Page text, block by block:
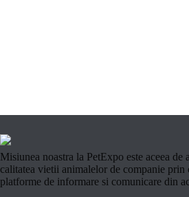
Misiunea noastra la PetExpo este aceea de
calitatea vietii animalelor de companie prin
platforme de informare si comunicare din